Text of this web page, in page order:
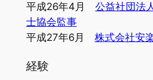
平成26年4月 公益社団法
士協会監事
平成27年6月 株式会社安
経験